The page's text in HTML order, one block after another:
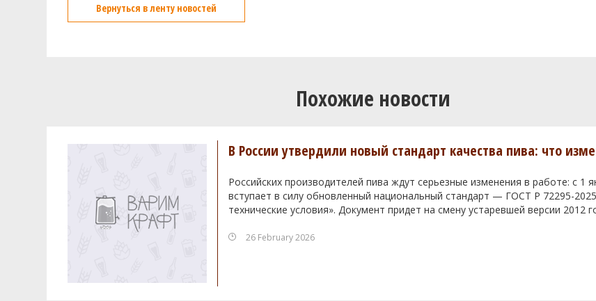
Вернуться в ленту новостей
Похожие новости
В России утвердили новый стандарт качества пива: что
Российских производителей пива ждут серьезные изменения в работе: с 1
вступает в силу обновленный национальный стандарт — ГОСТ Р 72295-
технические условия». Документ придет на смену устаревшей версии 2012
26 February 2026